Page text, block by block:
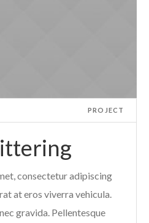
PROJECT
consectetur adipiscing
at eros viverra vehicula.
gravida. Pellentesque